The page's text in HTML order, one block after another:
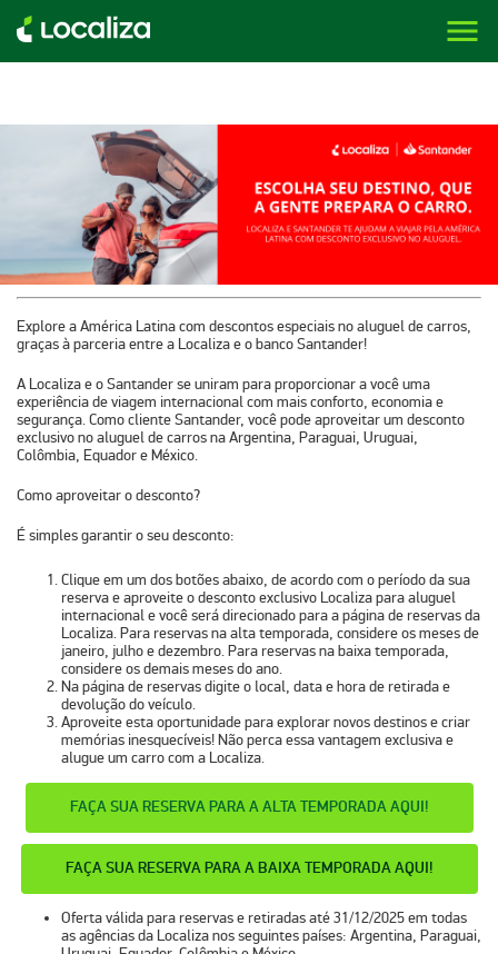
LOCALIZA ALUGUEL DE CARROS | LOCALIZA menu
Explore a América Latina com descontos especiais no aluguel de carros,
graças à parceria entre a Localiza e o banco Santander!
A Localiza e o Santander se uniram para proporcionar a você uma
experiência de viagem internacional com mais conforto, economia e
segurança. Como cliente Santander, você pode aproveitar um desconto
exclusivo no aluguel de carros na Argentina, Paraguai, Uruguai,
Colômbia, Equador e México.
Como aproveitar o desconto?
É simples garantir o seu desconto:
Clique em um dos botões abaixo, de acordo com o período da sua
reserva e aproveite o desconto exclusivo Localiza para aluguel
internacional e você será direcionado para a página de reservas da
Localiza. Para reservas na alta temporada, considere os meses de
janeiro, julho e dezembro. Para reservas na baixa temporada,
considere os demais meses do ano.
Na página de reservas digite o local, data e hora de retirada e
devolução do veículo.
Aproveite esta oportunidade para explorar novos destinos e criar
memórias inesquecíveis! Não perca essa vantagem exclusiva e
alugue um carro com a Localiza.
FAÇA SUA RESERVA PARA A ALTA TEMPORADA AQUI!
FAÇA SUA RESERVA PARA A BAIXA TEMPORADA AQUI!
Oferta válida para reservas e retiradas até 31/12/2025 em todas
as agências da Localiza nos seguintes países: Argentina, Paraguai,